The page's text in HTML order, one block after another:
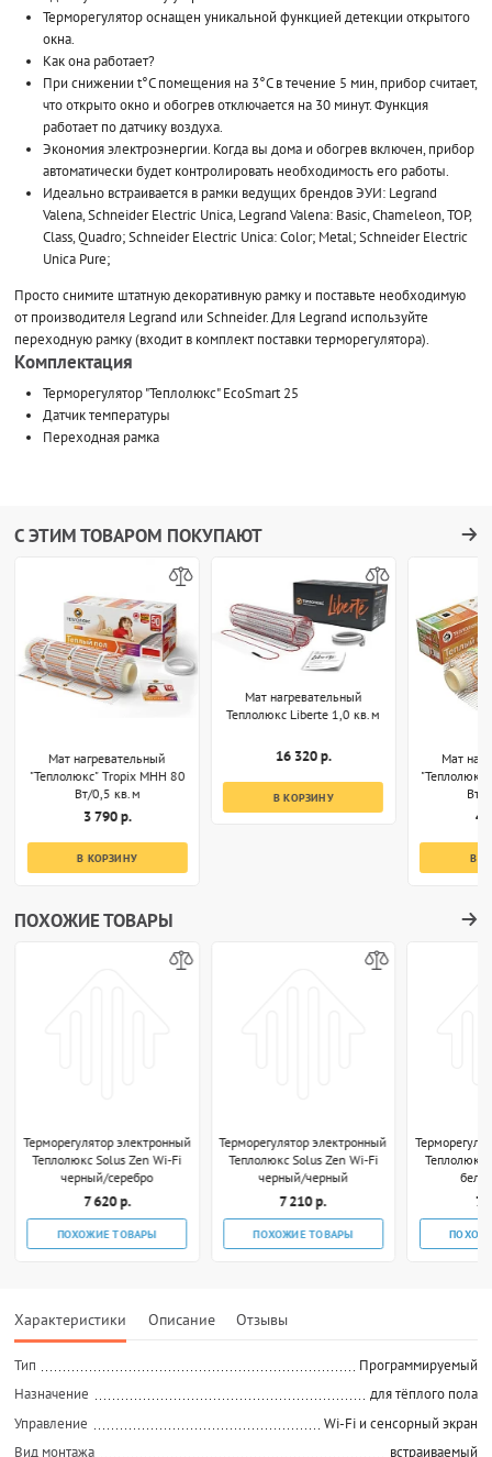
Терморегулятор оснащен уникальной функцией детекции открытого
окна.
Как она работает?
При снижении t°С помещения на 3°С в течение 5 мин, прибор считает,
что открыто окно и обогрев отключается на 30 минут. Функция
работает по датчику воздуха.
Экономия электроэнергии. Когда вы дома и обогрев включен, прибор
автоматически будет контролировать необходимость его работы.
Идеально встраивается в рамки ведущих брендов ЭУИ: Legrand
Valena, Schneider Electric Unica, Legrand Valena: Basic, Chameleon, TOP,
Class, Quadro; Schneider Electric Unica: Color; Metal; Schneider Electric
Unica Pure;
Просто снимите штатную декоративную рамку и поставьте необходимую
от производителя Legrand или Schneider. Для Legrand используйте
переходную рамку (входит в комплект поставки терморегулятора).
Комплектация
Терморегулятор "Теплолюкс" EcoSmart 25
Датчик температуры
Переходная рамка
С ЭТИМ ТОВАРОМ ПОКУПАЮТ
Мат нагревательный
"Теплолюкс" Tropix МНН 80
Вт/0,5 кв.м
3 790 р.
В КОРЗИНУ
Мат нагревательный
Теплолюкс Liberte 1,0 кв.м
16 320 р.
В КОРЗИНУ
Мат
Вт/
4
В
ПОХОЖИЕ ТОВАРЫ
Терморегулятор электронный
Теплолюкс Solus Zen Wi-Fi
черный/серебро
7 620 р.
ПОХОЖИЕ ТОВАРЫ
Терморегулятор электронный
Теплолюкс Solus Zen Wi-Fi
черный/черный
7 210 р.
ПОХОЖИЕ ТОВАРЫ
Теплолюкс
7
Характеристики Описание Отзывы
Тип
Программируемый
Назначение
для тёплого пола
Управление
Wi-Fi и сенсорный экран
Вид монтажа
встраиваемый